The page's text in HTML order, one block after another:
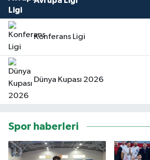
Konferans Ligi
Dünya Kupası 2026
Spor haberleri